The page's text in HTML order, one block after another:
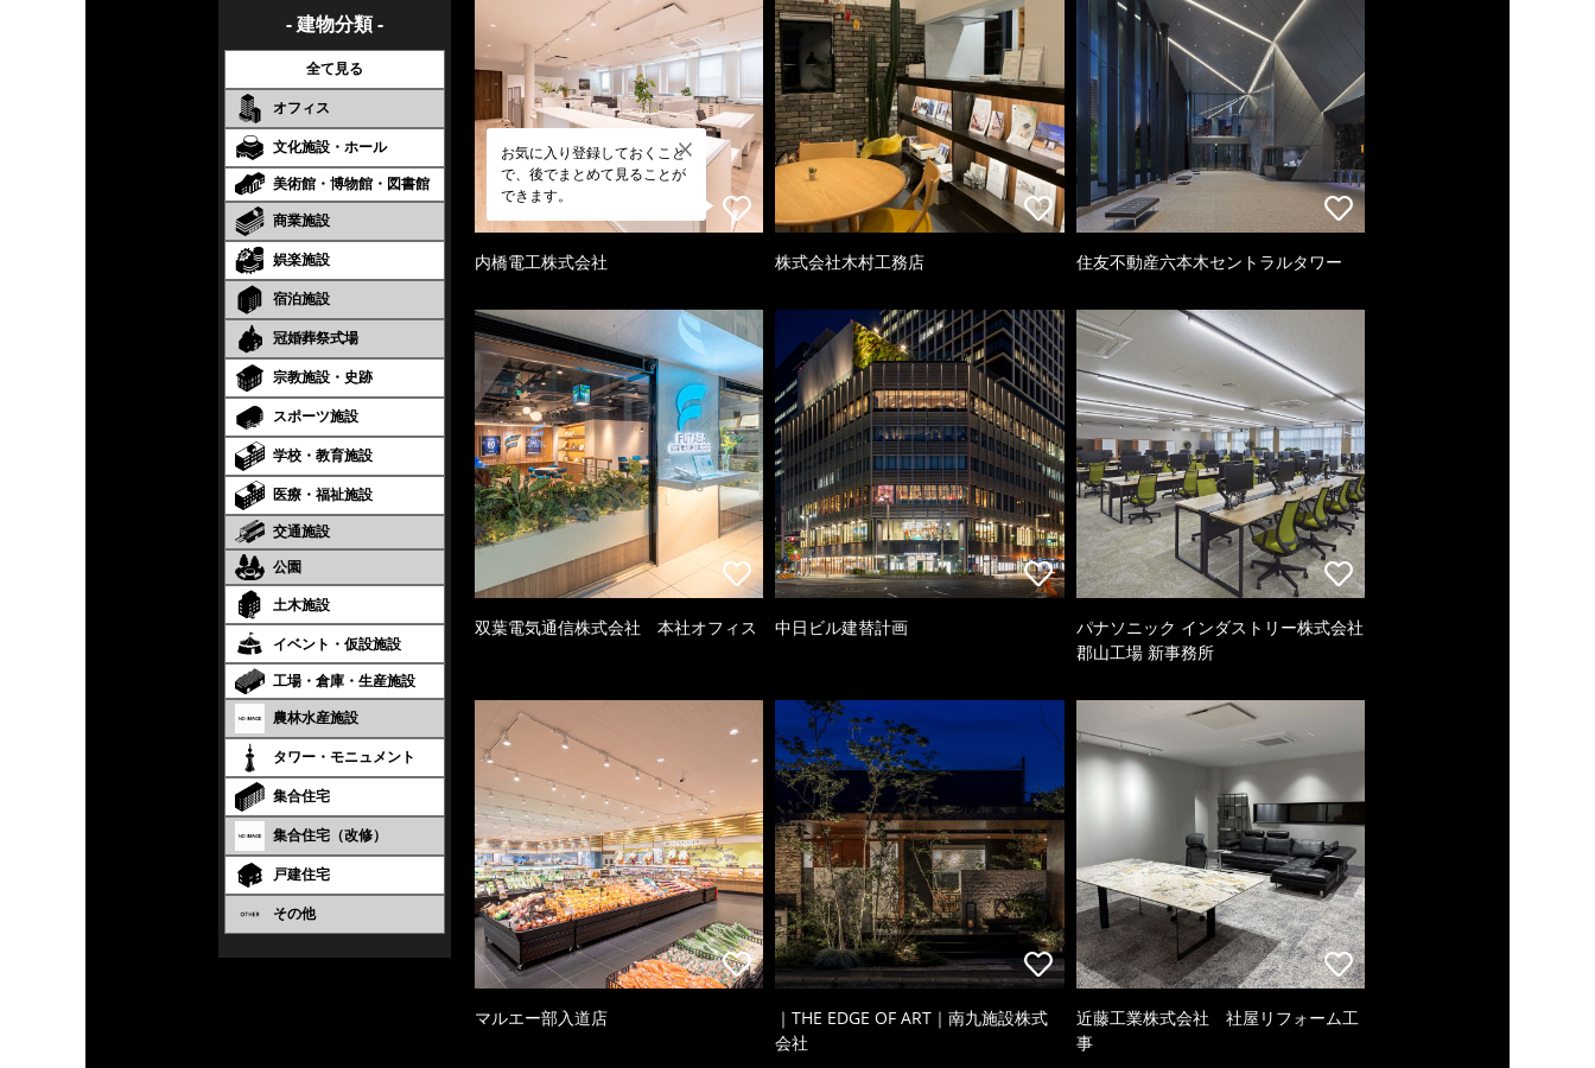
- 建物分類 -
全て見る
オフィス
文化施設・ホール
美術館・博物館・図書館
商業施設
娯楽施設
宿泊施設
冠婚葬祭式場
宗教施設・史跡
スポーツ施設
学校・教育施設
医療・福祉施設
交通施設
公園
土木施設
イベント・仮設施設
工場・倉庫・生産施設
農林水産施設
タワー・モニュメント
集合住宅
集合住宅（改修）
戸建住宅
その他
お気に入り登録しておくこと
で、後でまとめて見ることが
できます。
内橋電工株式会社 株式会社木村工務店 住友不動産六本木セントラルタワー
双葉電気通信株式会社 本社オフィス 中日ビル建替計画
パナソニック インダストリー株式会社
郡山工場 新事務所
マルエー部入道店
｜THE EDGE OF ART｜南九施設株式
会社
近藤工業株式会社 社屋リフォーム工
事